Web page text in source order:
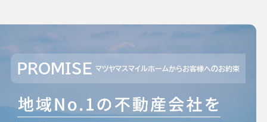
PROMISE マツヤマスマイルホームからお客様へのお約束